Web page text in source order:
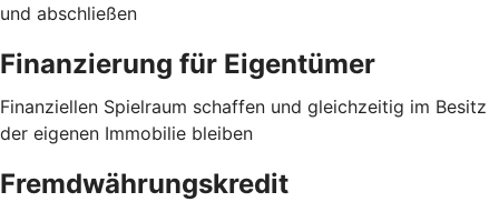
und abschließen
Finanzierung für Eigentümer
Finanziellen Spielraum schaffen und gleichzeitig im Besitz
der eigenen Immobilie bleiben
Fremdwährungskredit